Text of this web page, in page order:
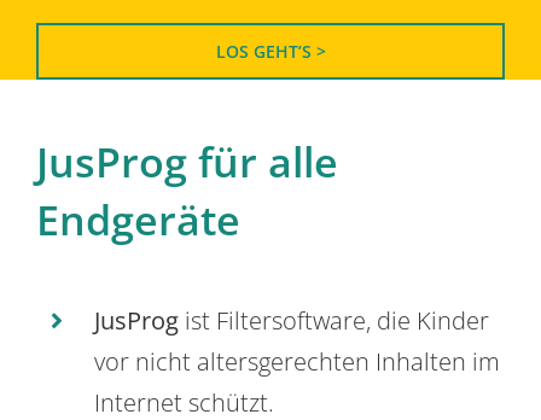
LOS GEHT’S >
JusProg für alle
Endgeräte
JusProg ist Filtersoftware, die Kinder
vor nicht altersgerechten Inhalten im
Internet schützt.